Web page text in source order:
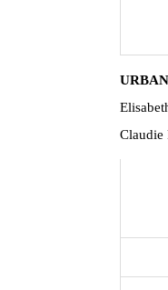
Claudie